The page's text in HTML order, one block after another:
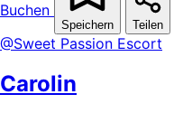
Buchen
Speichern Teilen
@Sweet Passion Escort
Carolin